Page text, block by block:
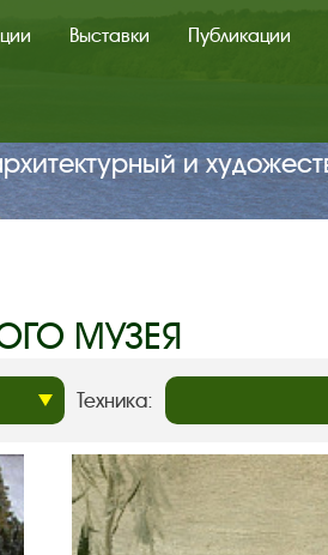
Выставки Публикации
и
МУЗЕЯ
Техника: